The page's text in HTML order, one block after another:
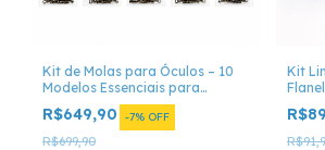
Kit de Molas para Óculos – 10
Modelos Essenciais para
Conserto Óptico
R$649,90 -7% OFF
R$699,90
Kit